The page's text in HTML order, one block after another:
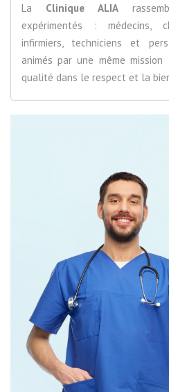
La Clinique ALIA
expérimentés : médecins,
infirmiers, techniciens et
animés par une même
qualité dans le respect et la